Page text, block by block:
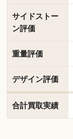
サイドストー
ン評価
重量評価
デザイン評価
合計買取実績